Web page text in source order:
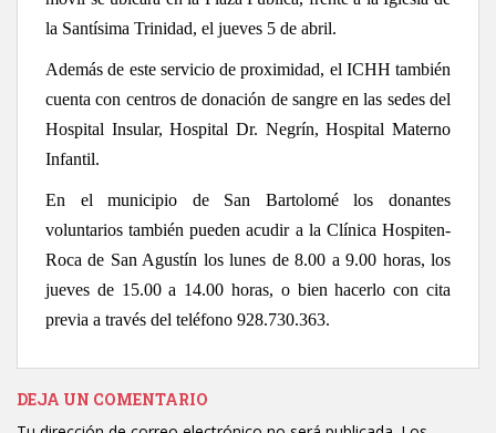
la Santísima Trinidad, el jueves 5 de abril.
Además de este servicio de proximidad, el ICHH también
cuenta con centros de donación de sangre en las sedes del
Hospital Insular, Hospital Dr. Negrín, Hospital Materno
Infantil.
En el municipio de San Bartolomé los donantes
voluntarios también pueden acudir a la Clínica Hospiten-
Roca de San Agustín los lunes de 8.00 a 9.00 horas, los
jueves de 15.00 a 14.00 horas, o bien hacerlo con cita
previa a través del teléfono 928.730.363.
DEJA UN COMENTARIO